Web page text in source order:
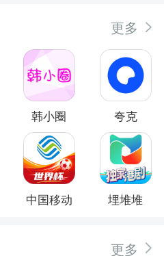
更多
韩小圈 夸克
中国移动 埋堆堆
更多